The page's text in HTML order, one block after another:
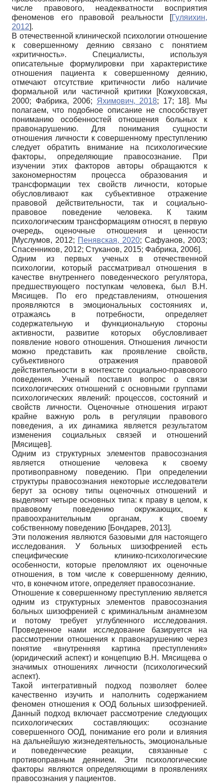
числе правового, неадекватности восприятия
феноменов его правовой реальности
[Гуляихин,
2012].
В отечественной клинической психологии отношение
к совершенному деянию связано с понятием
«критичность». Специалисты, используя
описательные формулировки при характеристике
отношения пациента к совершенному деянию,
отмечают отсутствие критичности либо наличие
формальной или частичной критики
[Кожуховская,
2000; Фабрика, 2006; Яхимович, 2018; 17; 18]. Мы
полагаем, что подобное описание не способствует
пониманию особенностей отношения больных к
правонарушению. Для понимания сущности
отношения личности к совершенному преступлению
следует обратить внимание на психологические
факторы, определяющие правосознание. При
изучении этих факторов авторы обращаются к
закономерностям процесса образования и
трансформации тех свойств личности, которые
обусловливают как субъективное отражение
правовой действительности, так и социально-
правовое поведение человека. К таким
психологическим трансформациям относят, в первую
очередь, оценочные отношения и ценности
[Муслумов, 2012; Пенявская, 2020; Сафуанов, 2003;
Спасенников, 2012; Стуканов, 2015; Фабрика, 2006].
Одним из первых ученых в отечественной
психологии, который рассматривал отношения в
качестве внутреннего поведенческого регулятора,
предшествующего поступкам человека, был В.Н.
Мясищев. По его представлениям, отношения
проявляются в эмоциональных состояниях и,
отражаясь в потребности, определяет
содержательную и функциональную стороны
активности, развитие которых обусловливает
появление нового отношения. Отношения личности
можно представить как проявление свойств,
субъективного отражения правовой
действительности в контексте социально-правового
поведения. Ученый поставил вопрос о связи
психологических отношений с основными группами
психологических явлений: процессов, состояний и
свойств личности. Оценочные отношения играют
крайне важную роль в регуляции правового
поведения, а их динамика является результатом
изменения социальных связей и отношений
[Мясищев].
Одним из структурных элементов правосознания
является отношение человека к своему
противоправному поведению. При определении
структуры правосознания некоторые исследователи
берут за основу типы оценочных отношений и
выделяют четыре основных типа: к праву в целом, к
правовому поведению окружающих, к
правоохранительным органам, к своему
собственному поведению [Бондарев, 2013].
Эти положения являются базовыми для настоящего
исследования. У больных шизофренией есть
специфические клинико-психологические
особенности, которые преломляют их оценочные
отношения, в том числе к совершенному деянию,
что, в конечном итоге, определяет правосознание.
Отношение к совершенному преступлению является
одним из структурных элементов правосознания
больных шизофренией с криминальным анамнезом
и потому требует углубленного исследования.
Проведенное нами исследование базируется на
рассмотрении отношения к правонарушению через
понятие «внутренняя картина преступления»
(юридический аспект) и концепцию В.Н. Мясищева о
значимых отношениях личности (психологический
аспект).
Такой интегративный подход позволяет более
качественно изучить и наполнить содержанием
феномен отношения к ООД больных шизофренией.
Данный подход включает рассмотрение следующих
психологических составляющих: осознание
совершенного ООД, понимание его роли и влияния
на дальнейшую жизнедеятельность, эмоциональные
и поведенческие реакции, связанные с
противоправным деянием. Эти психологические
факторы являются определяющими в проявлениях
правосознания у пациентов.